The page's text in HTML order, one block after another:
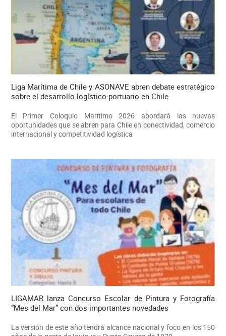
Liga Marítima de Chile y ASONAVE abren debate estratégico
sobre el desarrollo logístico-portuario en Chile
El Primer Coloquio Marítimo 2026 abordará las nuevas
oportunidades que se abren para Chile en conectividad, comercio
internacional y competitividad logística
LIGAMAR lanza Concurso Escolar de Pintura y Fotografía
“Mes del Mar” con dos importantes novedades
La versión de este año tendrá alcance nacional y foco en los 150